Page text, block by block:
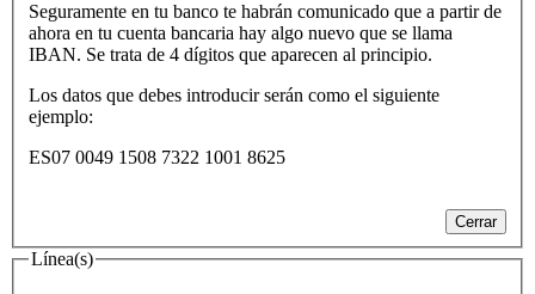
Seguramente en tu banco te habrán comunicado que a partir de
ahora en tu cuenta bancaria hay algo nuevo que se llama
IBAN. Se trata de 4 dígitos que aparecen al principio.
Los datos que debes introducir serán como el siguiente
ejemplo:
ES07 0049 1508 7322 1001 8625
Cerrar
Línea(s)